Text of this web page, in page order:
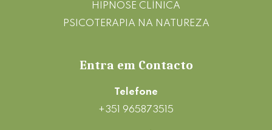
HIPNOSE CLÍNICA
PSICOTERAPIA NA NATUREZA
Entra em Contacto
Telefone
+351 965873515